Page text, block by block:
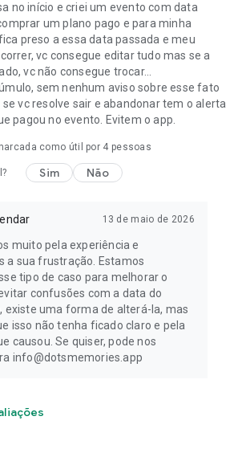
no início e criei um evento com data
um plano pago e para minha
preso a essa data passada e meu
vc consegue editar tudo mas se a
vc não consegue trocar...
sem nenhum aviso sobre esse fato
se vc resolve sair e abandonar tem o alerta
pagou no evento. Evitem o app.
como útil por 4 pessoas
Sim Não
13 de maio de 2026
muito pela experiência e
a sua frustração. Estamos
tipo de caso para melhorar o
confusões com a data do
existe uma forma de alterá-la, mas
isso não tenha ficado claro e pela
causou. Se quiser, pode nos
info@dotsmemories.app